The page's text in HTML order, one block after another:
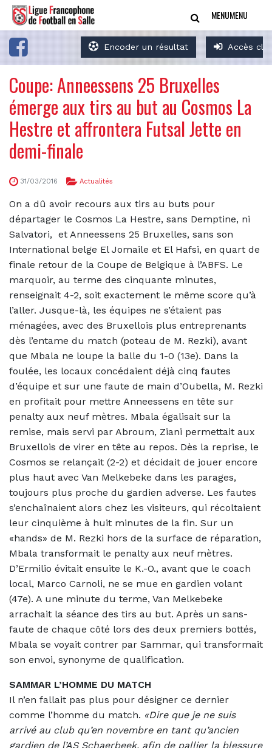
Encoder un résultat Accès
MENUMENU
Coupe: Anneessens 25 Bruxelles
émerge aux tirs au but au Cosmos La
Hestre et affrontera Futsal Jette en
demi-finale
31/03/2016 Actualités
On a dû avoir recours aux tirs au buts pour
départager le Cosmos La Hestre, sans Demptine, ni
Salvatori, et Anneessens 25 Bruxelles, sans son
International belge El Jomaile et El Hafsi, en quart de
finale retour de la Coupe de Belgique à l’ABFS. Le
marquoir, au terme des cinquante minutes,
renseignait 4-2, soit exactement le même score qu’à
l’aller. Jusque-là, les équipes ne s’étaient pas
ménagées, avec des Bruxellois plus entreprenants
dès l’entame du match (poteau de M. Rezki), avant
que Mbala ne loupe la balle du 1-0 (13e). Dans la
foulée, les locaux concédaient déjà cinq fautes
d’équipe et sur une faute de main d’Oubella, M. Rezki
en profitait pour mettre Anneessens en tête sur
penalty aux neuf mètres. Mbala égalisait sur la
remise, mais servi par Abroum, Ziani permettait aux
Bruxellois de virer en tête au repos. Dès la reprise, le
Cosmos se relançait (2-2) et décidait de jouer encore
plus haut avec Van Melkebeke dans les parages,
toujours plus proche du gardien adverse. Les fautes
s’enchaînaient alors chez les visiteurs, qui récoltaient
leur cinquième à huit minutes de la fin. Sur un
«hands» de M. Rezki hors de la surface de réparation,
Mbala transformait le penalty aux neuf mètres.
D’Ermilio évitait ensuite le K.-O., avant que le coach
local, Marco Carnoli, ne se mue en gardien volant
(47e). A une minute du terme, Van Melkebeke
arrachait la séance des tirs au but. Après un sans-
faute de chaque côté lors des deux premiers bottés,
Mbala se voyait contrer par Sammar, qui transformait
son envoi, synonyme de qualification.
SAMMAR L’HOMME DU MATCH
Il n’en fallait pas plus pour désigner ce dernier
comme l’homme du match. «Dire que je ne suis
arrivé au club qu’en novembre en tant qu’ancien
gardien de l’AS Schaerbeek, afin de pallier la blessure